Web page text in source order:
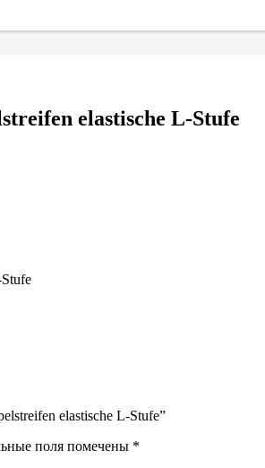
elastische L-Stufe
elastische L-Stufe”
поля помечены *